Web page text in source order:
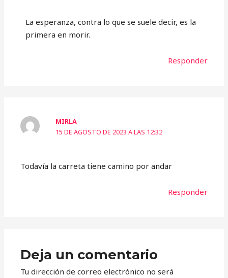
La esperanza, contra lo que se suele decir, es la
primera en morir.
Responder
MIRLA
15 DE AGOSTO DE 2023 A LAS 12:32
Todavía la carreta tiene camino por andar
Responder
Deja un comentario
Tu dirección de correo electrónico no será